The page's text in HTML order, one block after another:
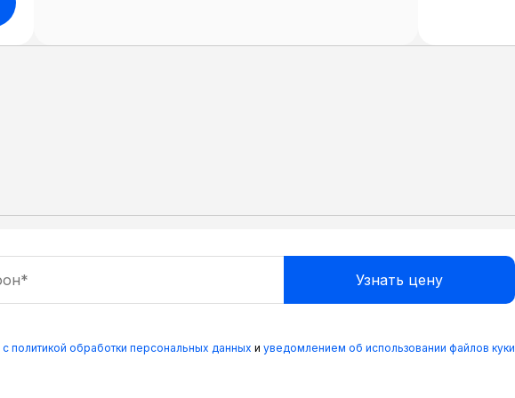
с политикой обработки персональных данных и уведомлением об использовании файлов куки